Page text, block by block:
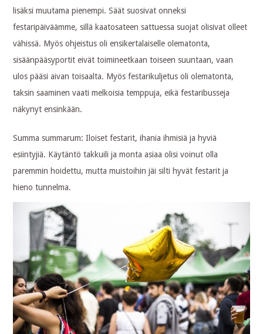
lisäksi muutama pienempi. Säät suosivat onneksi
festaripäiväämme, sillä kaatosateen sattuessa suojat olisivat olleet
vähissä. Myös ohjeistus oli ensikertalaiselle olematonta,
sisäänpääsyportit eivät toimineetkaan toiseen suuntaan, vaan
ulos pääsi aivan toisaalta. Myös festarikuljetus oli olematonta,
taksin saaminen vaati melkoisia temppuja, eikä festaribusseja
näkynyt ensinkään.
Summa summarum: Iloiset festarit, ihania ihmisiä ja hyviä
esiintyjiä. Käytäntö takkuili ja monta asiaa olisi voinut olla
paremmin hoidettu, mutta muistoihin jäi silti hyvät festarit ja
hieno tunnelma.